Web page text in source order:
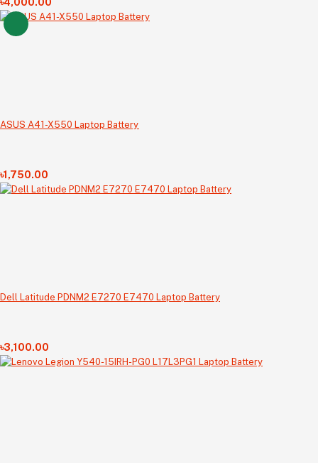
ASUS A41-X550 Laptop Battery
৳1,750.00
Dell Latitude PDNM2 E7270 E7470 Laptop Battery
৳3,100.00